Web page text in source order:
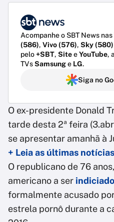
Acompanhe o SBT News
(586), Vivo (576), Sky (580)
pelo+SBT, SiteeYouTube,
TVsSamsunge LG.
Siga no
O ex-presidente Donald
tarde desta 2ª feira
se apresentar amanhã à
+ Leia as últimas
O republicano de 76
americano a ser
formalmente acusado
estrela pornô durante a